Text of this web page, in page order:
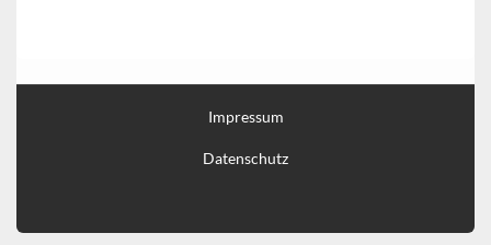
Impressum
Datenschutz